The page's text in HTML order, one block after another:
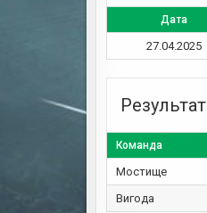
Дата
27.04.2025
Результат
Команда
Мостище
Вигода